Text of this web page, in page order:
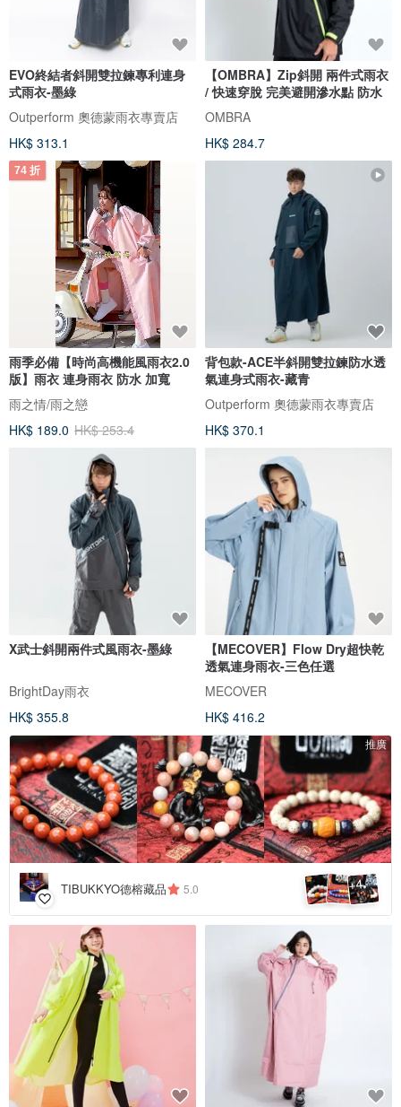
EVO終結者斜開雙拉鍊專利連身
式雨衣-墨綠
Outperform 奧德蒙雨衣專賣店
HK$ 313.1
【OMBRA】Zip斜開 兩件式雨衣
/ 快速穿脫 完美避開滲水點 防水
OMBRA
HK$ 284.7
74 折
雨季必備【時尚高機能風雨衣2.0
版】雨衣 連身雨衣 防水 加寬
雨之情/雨之戀
HK$ 189.0 HK$ 253.4
背包款-ACE半斜開雙拉鍊防水透
氣連身式雨衣-藏青
Outperform 奧德蒙雨衣專賣店
HK$ 370.1
X武士斜開兩件式風雨衣-墨綠
BrightDay雨衣
HK$ 355.8
【MECOVER】Flow Dry超快乾
透氣連身雨衣-三色任選
MECOVER
HK$ 416.2
推廣
TIBUKKYO德榕藏品 5.0 +4